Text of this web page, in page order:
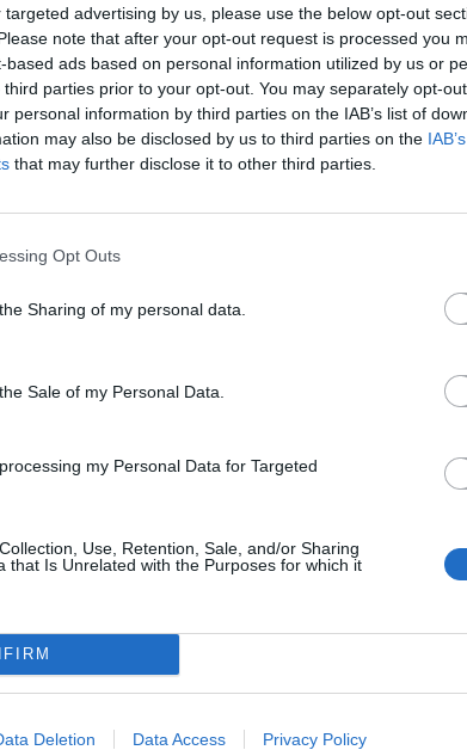
advertising by us, please use the below opt-out
note that after your opt-out request is processed you
ads based on personal information utilized by us or
parties prior to your opt-out. You may separately opt-
personal information by third parties on the IAB’s list of
may also be disclosed by us to third parties on the
that may further disclose it to other third parties.
Opt Outs
Sharing of my personal data.
Sale of my Personal Data.
my Personal Data for Targeted
Use, Retention, Sale, and/or Sharing
that Is Unrelated with the Purposes for which it
Deletion Data Access Privacy Policy
teljes filmek magyarul
5.2
és a Lama
Rocksuli